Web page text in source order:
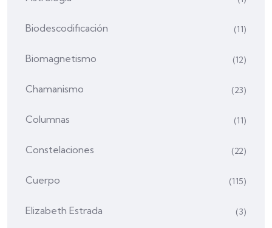
Biodescodificación (11)
Biomagnetismo (12)
Chamanismo (23)
Columnas (11)
Constelaciones (22)
Cuerpo (115)
Elizabeth Estrada (3)